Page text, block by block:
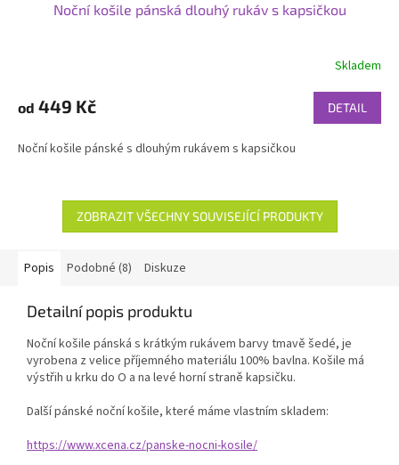
Noční košile pánská dlouhý rukáv s kapsičkou
Skladem
od 449 Kč DETAIL
Noční košile pánské s dlouhým rukávem s kapsičkou
ZOBRAZIT VŠECHNY SOUVISEJÍCÍ PRODUKTY
Popis Podobné (8) Diskuze
Detailní popis produktu
Noční košile pánská s krátkým rukávem barvy tmavě šedé, je
vyrobena z velice příjemného materiálu 100% bavlna. Košile má
výstřih u krku do O a na levé horní straně kapsičku.
Další pánské noční košile, které máme vlastním skladem:
https://www.xcena.cz/panske-nocni-kosile/